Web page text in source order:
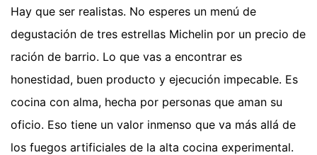
Hay que ser realistas. No esperes un menú de
degustación de tres estrellas Michelin por un precio de
ración de barrio. Lo que vas a encontrar es
honestidad, buen producto y ejecución impecable. Es
cocina con alma, hecha por personas que aman su
oficio. Eso tiene un valor inmenso que va más allá de
los fuegos artificiales de la alta cocina experimental.